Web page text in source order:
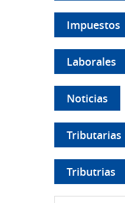
Impuestos
Laborales
Noticias
Tributarias
Tributrias